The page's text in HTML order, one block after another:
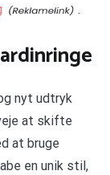
.
nyt udtryk
at skifte
at bruge
en unik stil,